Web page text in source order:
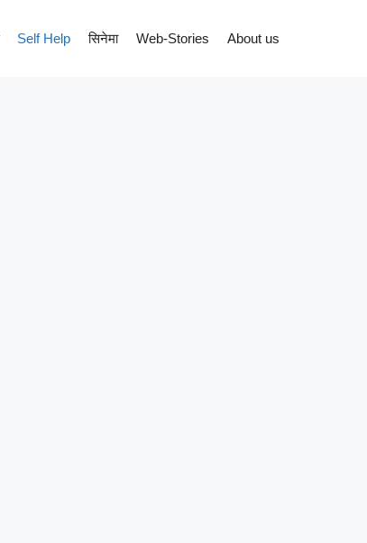
Self Help सिनेमा Web-Stories About us